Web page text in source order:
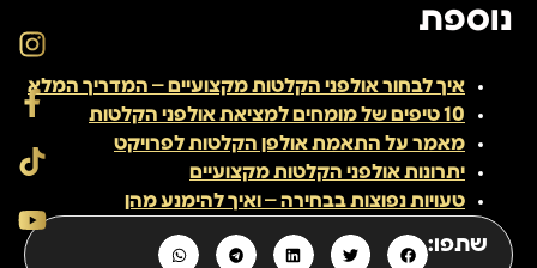
נוספת
איך לבחור אולפני הקלטות מקצועיים – המדריך המלא
10 טיפים של מומחים למציאת אולפני הקלטות
מאמר על התאמת אולפן הקלטות לפרויקט
יתרונות אולפני הקלטות מקצועיים
טעויות נפוצות בבחירה – ואיך להימנע מהן
שתפו: